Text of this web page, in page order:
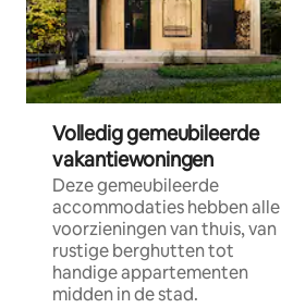
Volledig gemeubileerde
vakantiewoningen
Deze gemeubileerde
accommodaties hebben alle
voorzieningen van thuis, van
rustige berghutten tot
handige appartementen
midden in de stad.